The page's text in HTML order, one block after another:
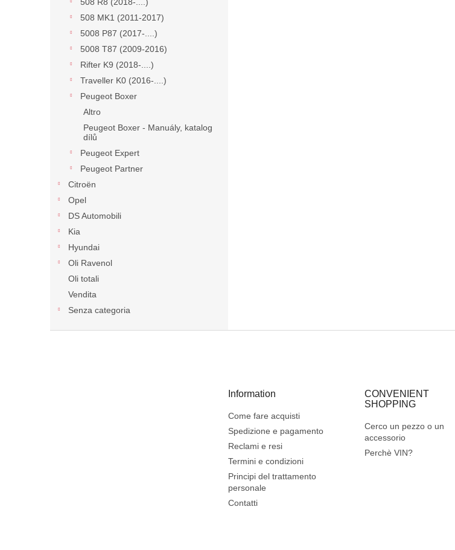
508 MK1 (2011-2017)
5008 P87 (2017-....)
5008 T87 (2009-2016)
Rifter K9 (2018-....)
Traveller K0 (2016-....)
Peugeot Boxer
Altro
Peugeot Boxer - Manuály, katalog
dílů
Peugeot Expert
Peugeot Partner
Citroën
Opel
DS Automobili
Kia
Hyundai
Oli Ravenol
Oli totali
Vendita
Senza categoria
Information
Come fare acquisti
Spedizione e pagamento
Reclami e resi
Termini e condizioni
Principi del trattamento
personale
Contatti
CONVENIENT
SHOPPING
Cerco un pezzo o un
accessorio
Perchè VIN?